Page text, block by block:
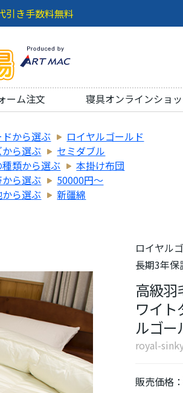
引き手数料無料
ーム注文 寝具オンラインショ
から選ぶ
ロイヤルゴールド
ら選ぶ
セミダブル
類から選ぶ
本掛け布団
ら選ぶ
50000円～
ら選ぶ
新疆綿
ロイヤル
長期3年保
高級羽
ワイト
ルゴー
royal-
販売価格：